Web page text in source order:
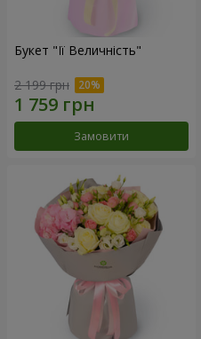
Букет "Її Величність"
2 199 грн
Замовити